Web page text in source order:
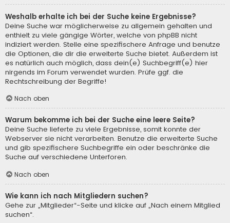
Weshalb erhalte ich bei der Suche keine Ergebnisse?
Deine Suche war möglicherweise zu allgemein gehalten und
enthielt zu viele gängige Wörter, welche von phpBB nicht
indiziert werden. Stelle eine spezifischere Anfrage und benutze
die Optionen, die dir die erweiterte Suche bietet. Außerdem ist
es natürlich auch möglich, dass dein(e) Suchbegriff(e) hier
nirgends im Forum verwendet wurden. Prüfe ggf. die
Rechtschreibung der Begriffe!
Nach oben
Warum bekomme ich bei der Suche eine leere Seite?
Deine Suche lieferte zu viele Ergebnisse, somit konnte der
Webserver sie nicht verarbeiten. Benutze die erweiterte Suche
und gib spezifischere Suchbegriffe ein oder beschränke die
Suche auf verschiedene Unterforen.
Nach oben
Wie kann ich nach Mitgliedern suchen?
Gehe zur „Mitglieder“-Seite und klicke auf „Nach einem Mitglied
suchen“.